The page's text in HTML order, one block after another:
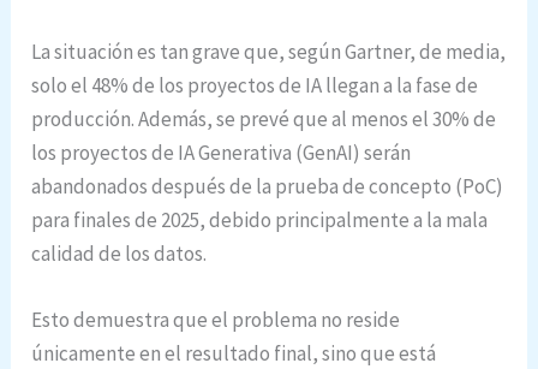
La situación es tan grave que, según Gartner, de media,
solo el 48% de los proyectos de IA llegan a la fase de
producción. Además, se prevé que al menos el 30% de
los proyectos de IA Generativa (GenAI) serán
abandonados después de la prueba de concepto (PoC)
para finales de 2025, debido principalmente a la mala
calidad de los datos.
Esto demuestra que el problema no reside
únicamente en el resultado final, sino que está